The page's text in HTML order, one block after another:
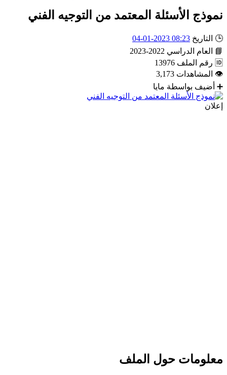
نموذج الأسئلة المعتمد من التوجيه الفني
🕒 التاريخ 08:23 2023-01-04
📘
العام الدراسي 2022-2023
🆔 رقم الملف 13976
👁
المشاهدات 3,173
➕
أضيف بواسطة مايا
إعلان
معلومات حول الملف